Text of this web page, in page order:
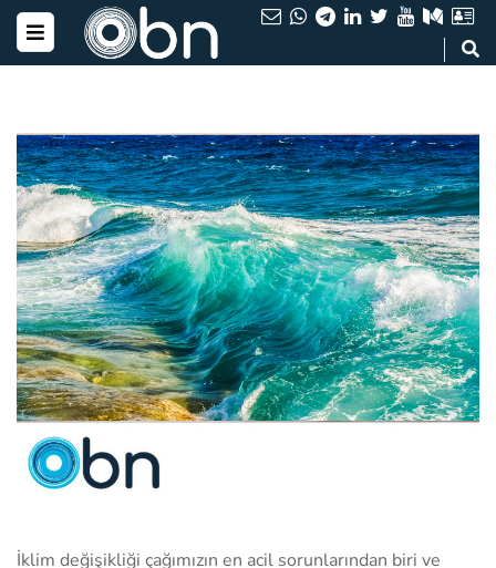
İklim değişikliği çağımızın en acil sorunlarından biri ve